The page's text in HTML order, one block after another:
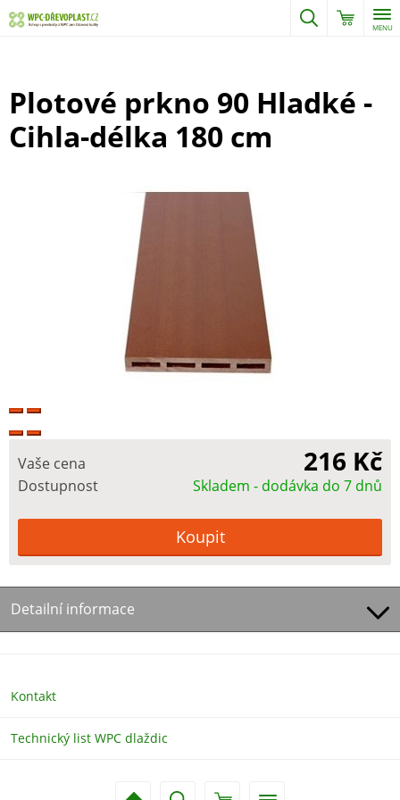
MENU
Plotové prkno 90 Hladké -
Cihla-délka 180 cm
Vaše cena 216 Kč
Dostupnost Skladem - dodávka do 7 dnů
Detailní informace
Kontakt
Technický list WPC dlaždic